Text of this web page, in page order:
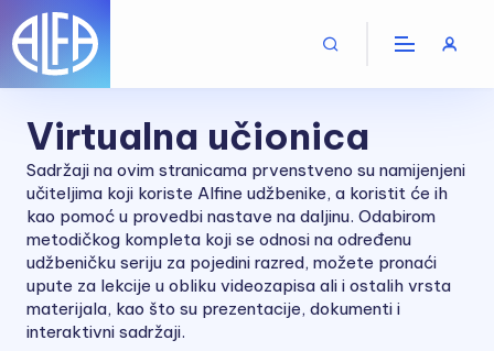
Virtualna učionica
Sadržaji na ovim stranicama prvenstveno su namijenjeni
učiteljima koji koriste Alfine udžbenike, a koristit će ih
kao pomoć u provedbi nastave na daljinu. Odabirom
metodičkog kompleta koji se odnosi na određenu
udžbeničku seriju za pojedini razred, možete pronaći
upute za lekcije u obliku videozapisa ali i ostalih vrsta
materijala, kao što su prezentacije, dokumenti i
interaktivni sadržaji.